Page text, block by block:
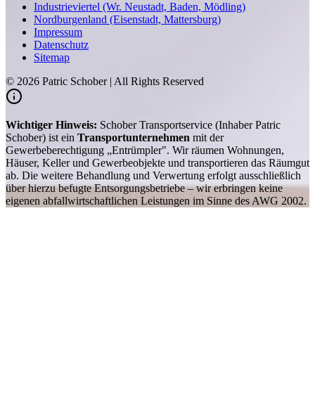
Industrieviertel (Wr. Neustadt, Baden, Mödling)
Nordburgenland (Eisenstadt, Mattersburg)
Impressum
Datenschutz
Sitemap
© 2026 Patric Schober | All Rights Reserved
Wichtiger Hinweis: Schober Transportservice (Inhaber Patric
Schober) ist ein Transportunternehmen mit der
Gewerbeberechtigung „Entrümpler". Wir räumen Wohnungen,
Häuser, Keller und Gewerbeobjekte und transportieren das Räumgut
ab. Die weitere Behandlung und Verwertung erfolgt ausschließlich
über hierzu befugte Entsorgungsbetriebe – wir erbringen keine
eigenen abfallwirtschaftlichen Leistungen im Sinne des AWG 2002.